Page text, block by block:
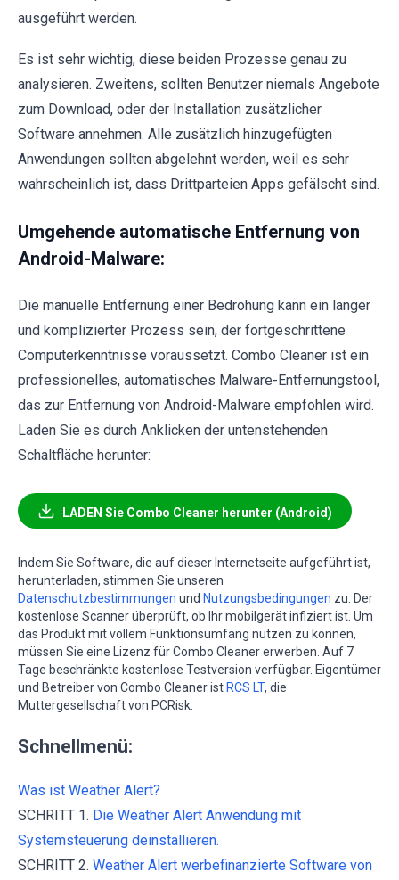
ausgeführt werden.
Es ist sehr wichtig, diese beiden Prozesse genau zu
analysieren. Zweitens, sollten Benutzer niemals Angebote
zum Download, oder der Installation zusätzlicher
Software annehmen. Alle zusätzlich hinzugefügten
Anwendungen sollten abgelehnt werden, weil es sehr
wahrscheinlich ist, dass Drittparteien Apps gefälscht sind.
Umgehende automatische Entfernung von
Android-Malware:
Die manuelle Entfernung einer Bedrohung kann ein langer
und komplizierter Prozess sein, der fortgeschrittene
Computerkenntnisse voraussetzt. Combo Cleaner ist ein
professionelles, automatisches Malware-Entfernungstool,
das zur Entfernung von Android-Malware empfohlen wird.
Laden Sie es durch Anklicken der untenstehenden
Schaltfläche herunter:
LADEN Sie Combo Cleaner herunter (Android)
Indem Sie Software, die auf dieser Internetseite aufgeführt ist,
herunterladen, stimmen Sie unseren
Datenschutzbestimmungen und Nutzungsbedingungen zu. Der
kostenlose Scanner überprüft, ob Ihr mobilgerät infiziert ist. Um
das Produkt mit vollem Funktionsumfang nutzen zu können,
müssen Sie eine Lizenz für Combo Cleaner erwerben. Auf 7
Tage beschränkte kostenlose Testversion verfügbar. Eigentümer
und Betreiber von Combo Cleaner ist RCS LT, die
Muttergesellschaft von PCRisk.
Schnellmenü:
Was ist Weather Alert?
SCHRITT 1. Die Weather Alert Anwendung mit
Systemsteuerung deinstallieren.
SCHRITT 2. Weather Alert werbefinanzierte Software von